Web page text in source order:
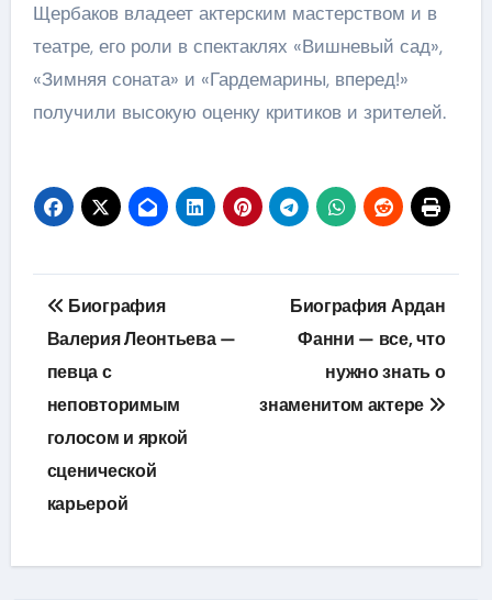
Щербаков владеет актерским мастерством и в
театре, его роли в спектаклях «Вишневый сад»,
«Зимняя соната» и «Гардемарины, вперед!»
получили высокую оценку критиков и зрителей.
Навигация
по
записям
Биография
Валерия Леонтьева —
певца с
неповторимым
голосом и яркой
сценической
карьерой
Биография Ардан
Фанни — все, что
нужно знать о
знаменитом актере